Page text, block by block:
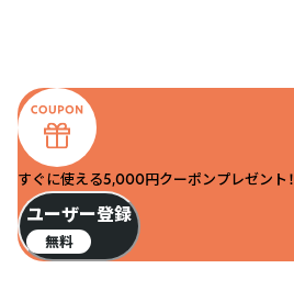
すぐに使える5,000円クーポンプレゼント！
ユーザー登録
無料